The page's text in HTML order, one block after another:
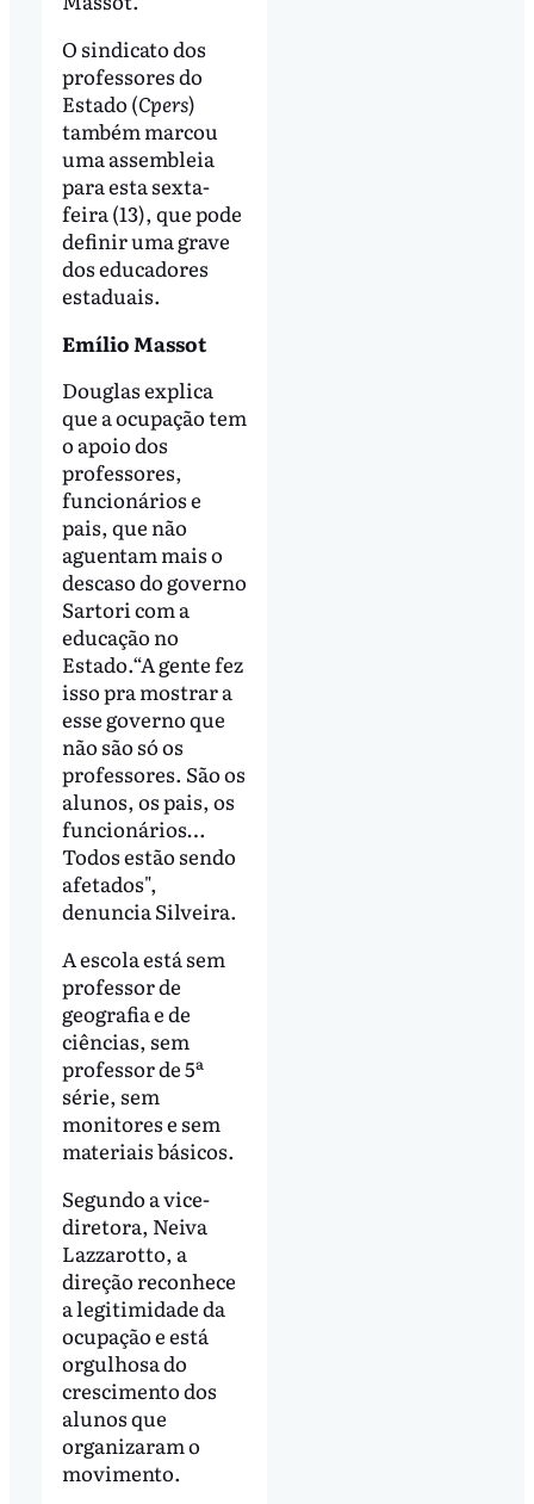
O sindicato dos
professores do
Estado (Cpers)
também marcou
uma assembleia
para esta sexta-
feira (13), que pode
definir uma grave
dos educadores
estaduais.
Emílio Massot
Douglas explica
que a ocupação tem
o apoio dos
professores,
funcionários e
pais, que não
aguentam mais o
descaso do governo
Sartori com a
educação no
Estado.“A gente fez
isso pra mostrar a
esse governo que
não são só os
professores. São os
alunos, os pais, os
funcionários…
Todos estão sendo
afetados",
denuncia Silveira.
A escola está sem
professor de
geografia e de
ciências, sem
professor de 5ª
série, sem
monitores e sem
materiais básicos.
Segundo a vice-
diretora, Neiva
Lazzarotto, a
direção reconhece
a legitimidade da
ocupação e está
orgulhosa do
crescimento dos
alunos que
organizaram o
movimento.